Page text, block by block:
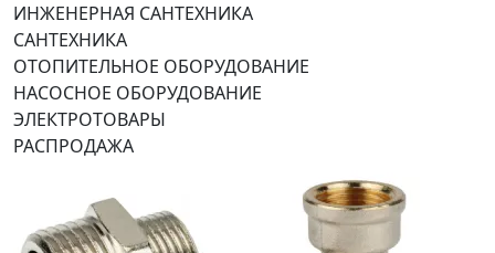
ИНЖЕНЕРНАЯ САНТЕХНИКА
САНТЕХНИКА
ОТОПИТЕЛЬНОЕ ОБОРУДОВАНИЕ
НАСОСНОЕ ОБОРУДОВАНИЕ
ЭЛЕКТРОТОВАРЫ
РАСПРОДАЖА